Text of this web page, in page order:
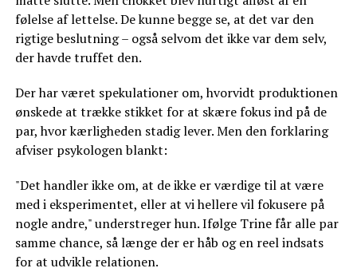
følelse af lettelse. De kunne begge se, at det var den
rigtige beslutning – også selvom det ikke var dem selv,
der havde truffet den.
Der har været spekulationer om, hvorvidt produktionen
ønskede at trække stikket for at skære fokus ind på de
par, hvor kærligheden stadig lever. Men den forklaring
afviser psykologen blankt:
"Det handler ikke om, at de ikke er værdige til at være
med i eksperimentet, eller at vi hellere vil fokusere på
nogle andre," understreger hun. Ifølge Trine får alle par
samme chance, så længe der er håb og en reel indsats
for at udvikle relationen.